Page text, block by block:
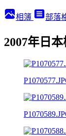
相簿 部落
2007年日